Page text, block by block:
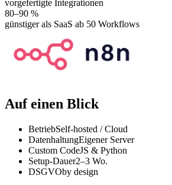
vorgefertigte Integrationen
80–90 %
günstiger als SaaS ab 50 Workflows
Auf einen Blick
BetriebSelf-hosted / Cloud
DatenhaltungEigener Server
Custom CodeJS & Python
Setup-Dauer2–3 Wo.
DSGVOby design